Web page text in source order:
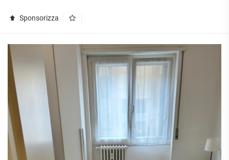
Sponsorizza